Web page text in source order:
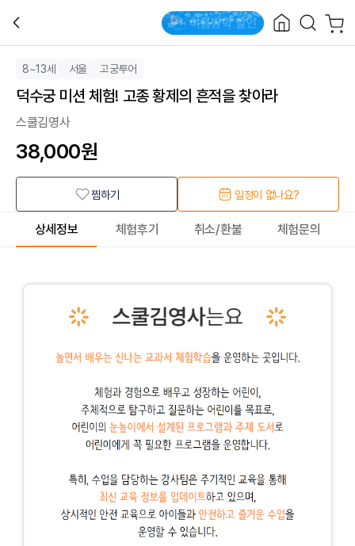
8~13세 서울 고궁투어
덕수궁 미션 체험! 고종 황제의 흔적을 찾아라
스쿨김영사
38,000원
찜하기 일정이 없나요?
상세정보 체험후기 취소/환불 체험문의